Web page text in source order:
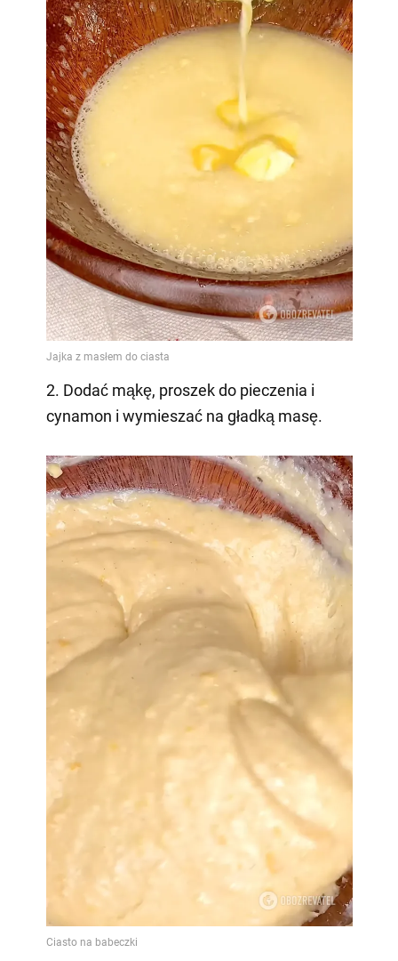
2. Dodać mąkę, proszek do pieczenia i
cynamon i wymieszać na gładką masę.